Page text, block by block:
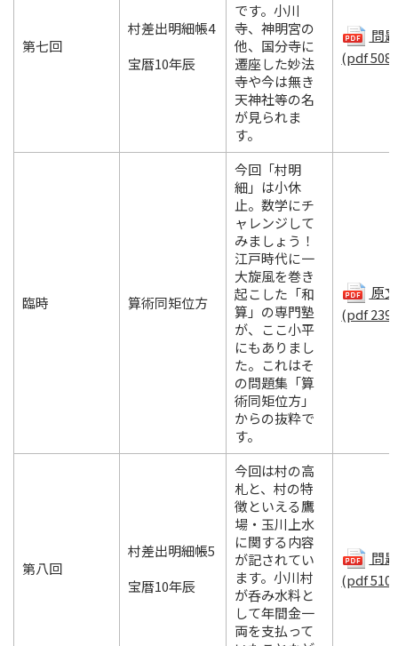
第七回
村差出明細帳4
宝暦10年辰
です。小川
寺、神明宮の
他、国分寺に
遷座した妙法
寺や今は無き
天神社等の名
が見られま
す。
問
(pdf 508
臨時 算術同矩位方
今回「村明
細」は小休
止。数学にチ
ャレンジして
みましょう！
江戸時代に一
大旋風を巻き
起こした「和
算」の専門塾
が、ここ小平
にもありまし
た。これはそ
の問題集「算
術同矩位方」
からの抜粋で
す。
原
(pdf 239
第八回
村差出明細帳5
宝暦10年辰
今回は村の高
札と、村の特
徴といえる鷹
場・玉川上水
に関する内容
が記されてい
ます。小川村
が呑み水料と
して年間金一
両を支払って
問
(pdf 510